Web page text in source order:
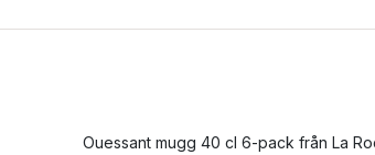
Ouessant mugg 40 cl 6-pack från La